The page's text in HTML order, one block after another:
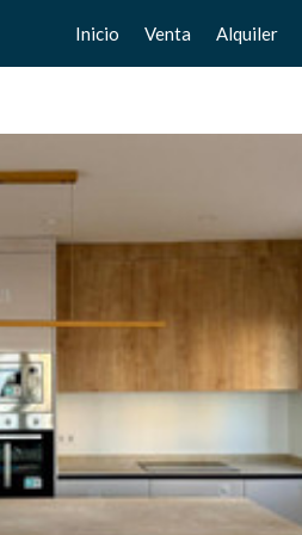
Inicio Venta
Chalets
Alquiler
Chalets
Locales
Terrenos